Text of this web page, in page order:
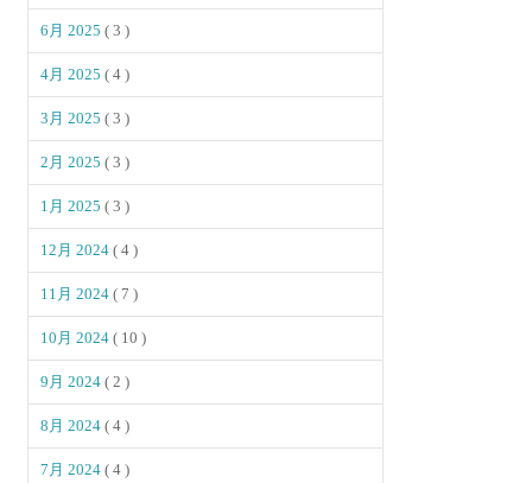
6月 2025( 3 )
4月 2025( 4 )
3月 2025( 3 )
2月 2025( 3 )
1月 2025( 3 )
12月 2024( 4 )
11月 2024( 7 )
10月 2024( 10 )
9月 2024( 2 )
8月 2024( 4 )
7月 2024( 4 )